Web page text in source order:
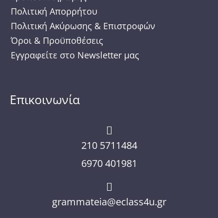
Πολιτική Απορρήτου
Πολιτική Ακύρωσης & Επιστροφών
Όροι & Προϋποθέσεις
Εγγραφείτε στο Newsletter μας
Επικοινωνία
210 5711484
6970 401981
grammateia@eclass4u.gr